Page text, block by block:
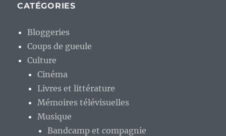
CATÉGORIES
Bloggeries
Coups de gueule
Culture
Cinéma
Livres et littérature
Mémoires télévisuelles
Musique
Bandcamp et compagnie